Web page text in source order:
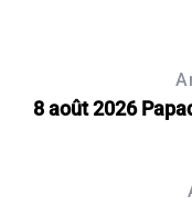
8 août 2026